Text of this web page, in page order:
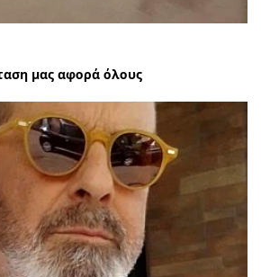
μας αφορά όλους